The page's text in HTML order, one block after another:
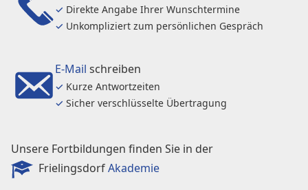
✓ Direkte Angabe Ihrer Wunschtermine
✓ Unkompliziert zum persönlichen Gespräch
E-Mail schreiben
✓ Kurze Antwortzeiten
✓ Sicher verschlüsselte Übertragung
Unsere Fortbildungen finden Sie in der
FrielingsdorfAkademie